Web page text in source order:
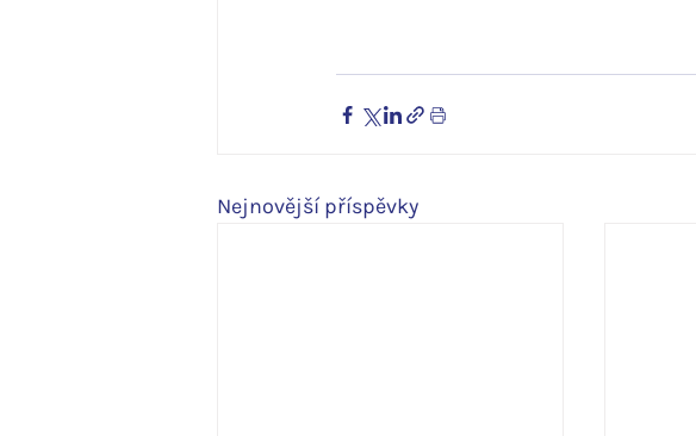
Nejnovější příspěvky